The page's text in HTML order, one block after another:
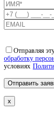
Отправляя
обработку
условиях
x